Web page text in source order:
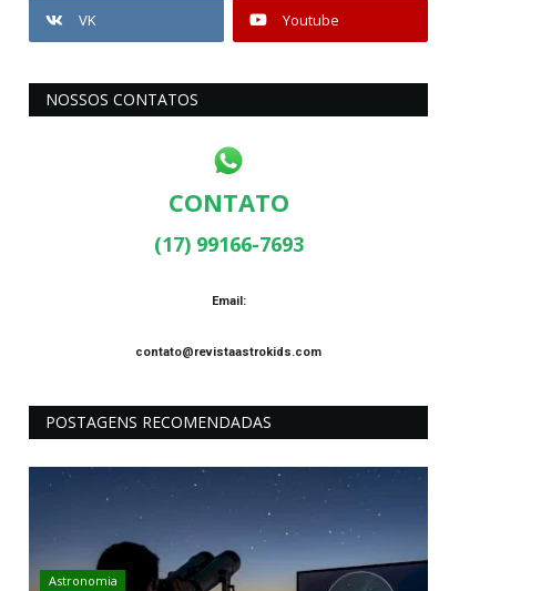
VK Youtube
NOSSOS CONTATOS
CONTATO
(17) 99166-7693
Email:
contato@revistaastrokids.com
POSTAGENS RECOMENDADAS
Astronomia